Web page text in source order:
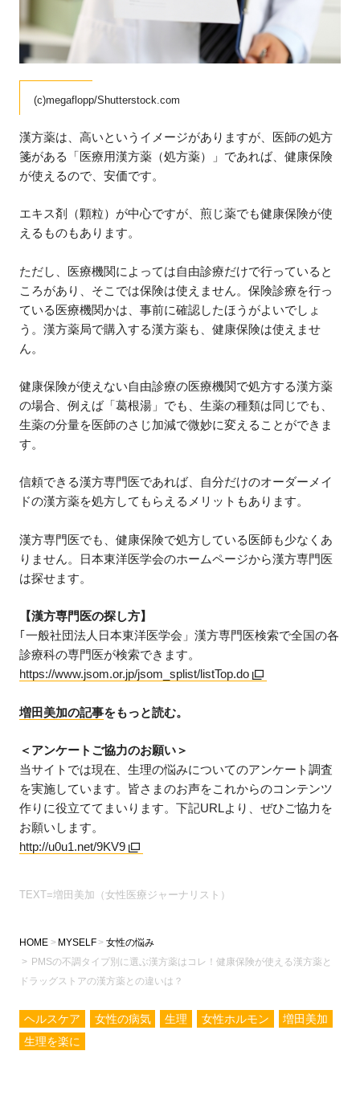
(c)megaflopp/Shutterstock.com
漢方薬は、高いというイメージがありますが、医師の処方
箋がある「医療用漢方薬（処方薬）」であれば、健康保険
が使えるので、安価です。
エキス剤（顆粒）が中心ですが、煎じ薬でも健康保険が使
えるものもあります。
ただし、医療機関によっては自由診療だけで行っていると
ころがあり、そこでは保険は使えません。保険診療を行っ
ている医療機関かは、事前に確認したほうがよいでしょ
う。漢方薬局で購入する漢方薬も、健康保険は使えませ
ん。
健康保険が使えない自由診療の医療機関で処方する漢方薬
の場合、例えば「葛根湯」でも、生薬の種類は同じでも、
生薬の分量を医師のさじ加減で微妙に変えることができま
す。
信頼できる漢方専門医であれば、自分だけのオーダーメイ
ドの漢方薬を処方してもらえるメリットもあります。
漢方専門医でも、健康保険で処方している医師も少なくあ
りません。日本東洋医学会のホームページから漢方専門医
は探せます。
【漢方専門医の探し方】
｢一般社団法人日本東洋医学会」漢方専門医検索で全国の各
診療科の専門医が検索できます。
https://www.jsom.or.jp/jsom_splist/listTop.do
増田美加の記事をもっと読む。
＜アンケートご協力のお願い＞
当サイトでは現在、生理の悩みについてのアンケート調査
を実施しています。皆さまのお声をこれからのコンテンツ
作りに役立ててまいります。下記URLより、ぜひご協力を
お願いします。
http://u0u1.net/9KV9
TEXT=増田美加（女性医療ジャーナリスト）
HOME MYSELF
女性の悩み
PMSの不調タイプ別に選ぶ漢方薬はコレ！健康保険が使える漢方薬と
ドラッグストアの漢方薬との違いは？
ヘルスケア 女性の病気 生理 女性ホルモン
増田美加
生理を楽に